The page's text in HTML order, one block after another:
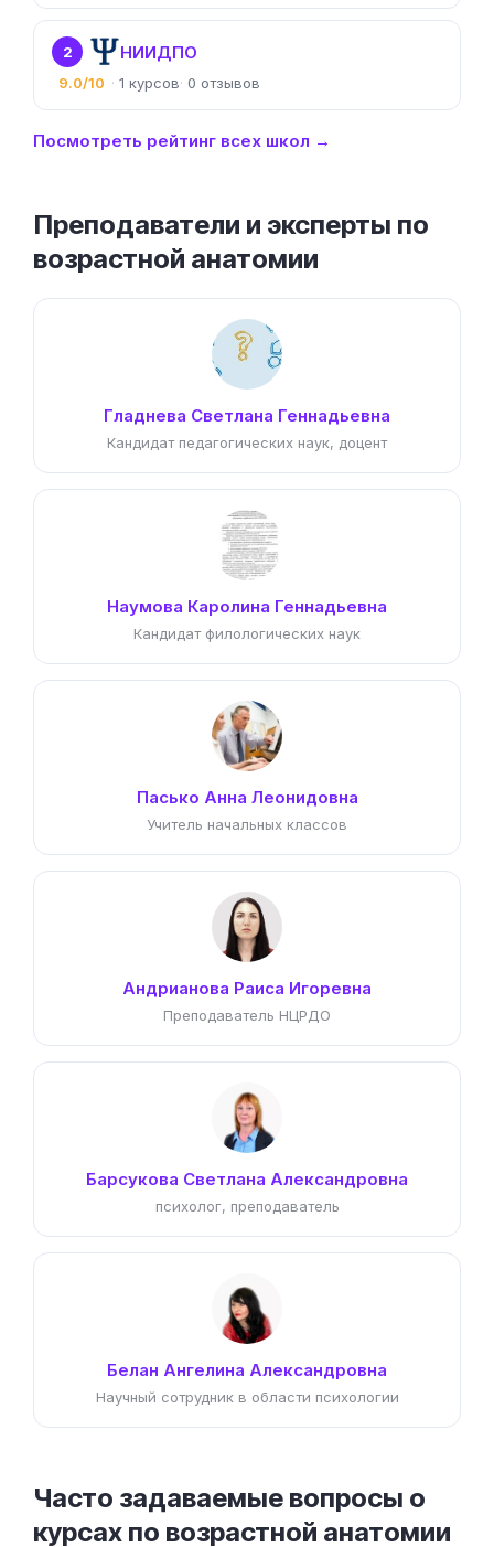
2 НИИДПО
9.0/10 1 0
Посмотреть рейтинг всех школ →
Преподаватели и эксперты по
возрастной анатомии
Гладнева Светлана Геннадьевна
Кандидат педагогических наук, доцент
Наумова Каролина Геннадьевна
Кандидат филологических наук
Пасько Анна Леонидовна
Учитель начальных классов
Андрианова Раиса Игоревна
Преподаватель НЦРДО
Барсукова Светлана Александровна
психолог, преподаватель
Белан Ангелина Александровна
Научный сотрудник в области психологии
Часто задаваемые вопросы о
курсах по возрастной анатомии